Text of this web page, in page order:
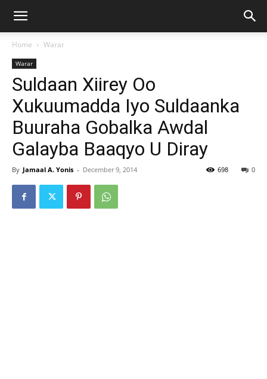
Home Warar
Warar
Suldaan Xiirey Oo
Xukuumadda Iyo Suldaanka
Buuraha Gobalka Awdal
Galayba Baaqyo U Diray
By Jamaal A. Yonis - December 9, 2014 0
698